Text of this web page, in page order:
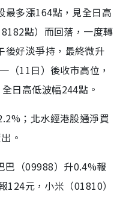
最多漲164點，見全日高
點）而回落，一度轉
後好淡爭持，最終微升
（11日）後收市高位，
日高低波幅244點。
；北水經港股通淨買
。
巴（09988）升0.4%報
元，小米（01810）